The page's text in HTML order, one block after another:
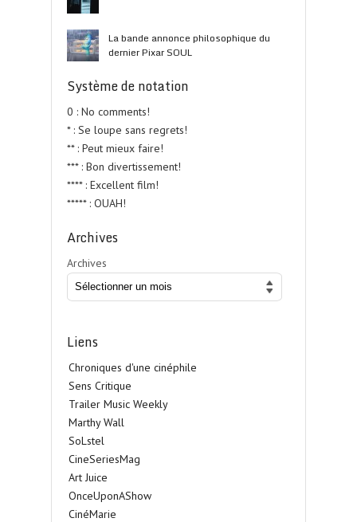
La bande annonce philosophique du
dernier Pixar SOUL
Système de notation
0 : No comments!
* : Se loupe sans regrets!
** : Peut mieux faire!
*** : Bon divertissement!
**** : Excellent film!
***** : OUAH!
Archives
Archives
Liens
Chroniques d'une cinéphile
Sens Critique
Trailer Music Weekly
Marthy Wall
SoLstel
CineSeriesMag
Art Juice
OnceUponAShow
CinéMarie